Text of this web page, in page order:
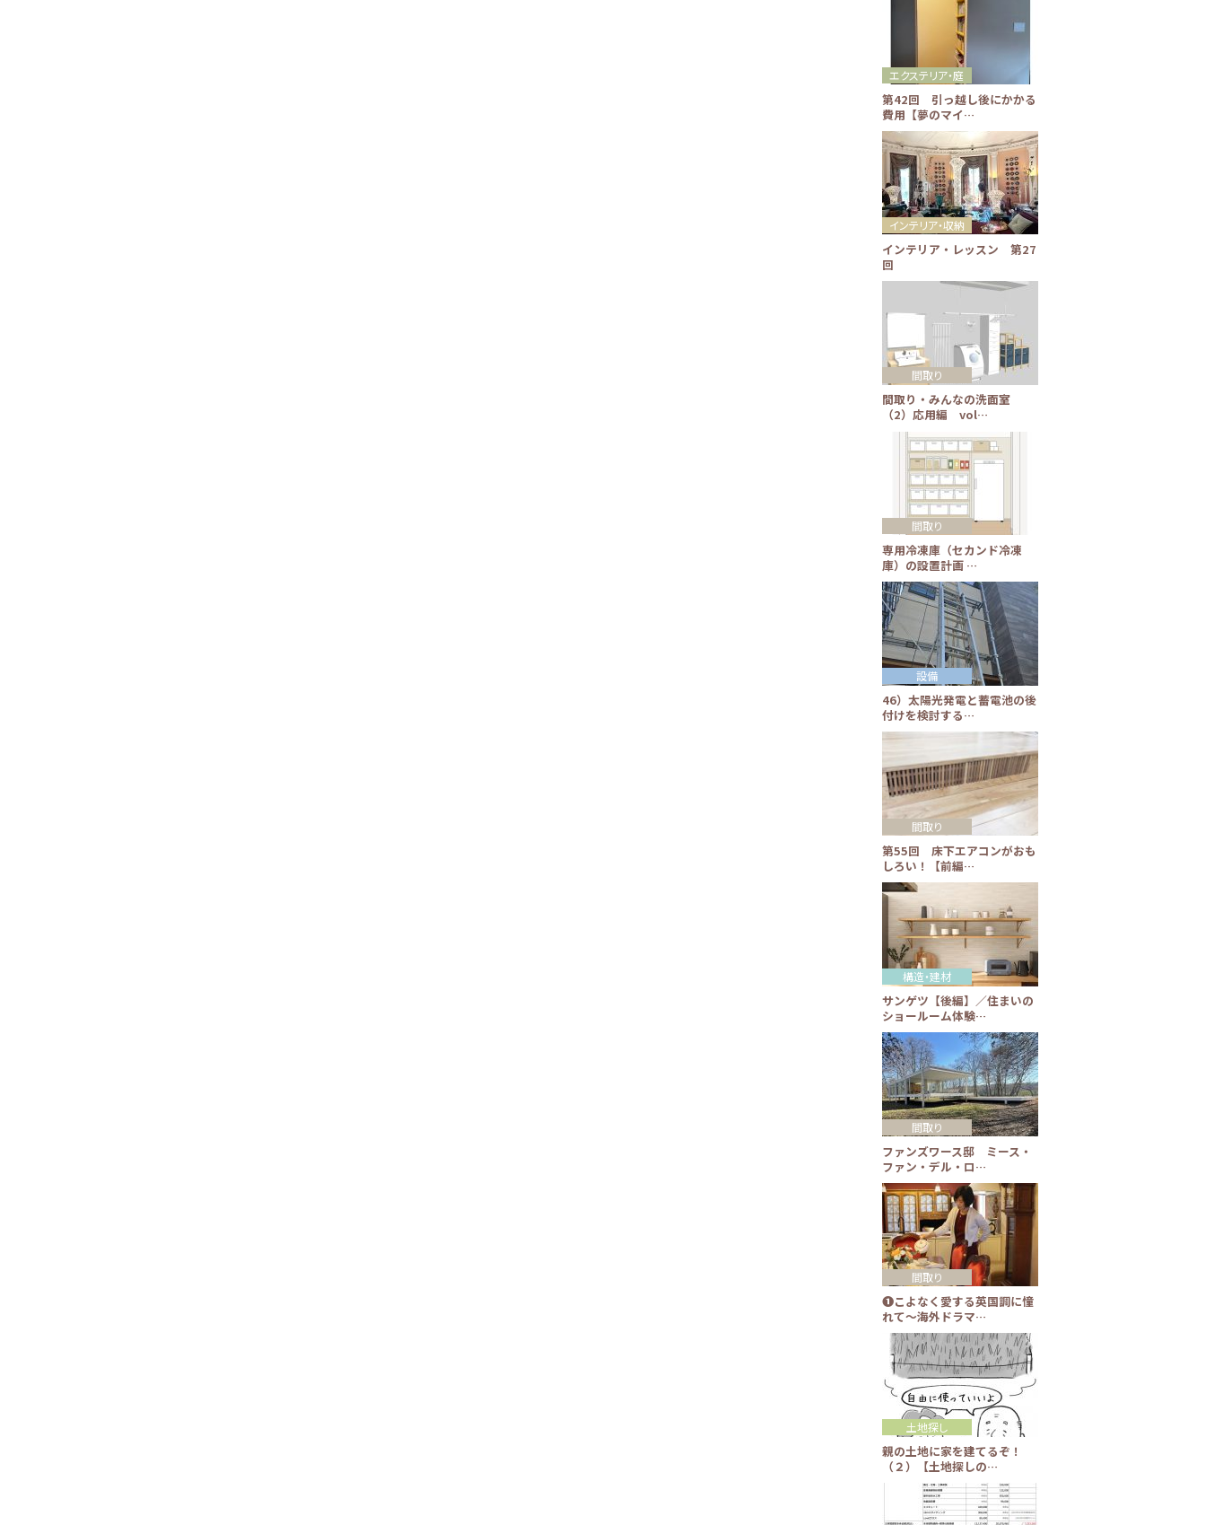
第42回 引っ越し後にかかる
費用【夢のマイ…
エクステリア・庭
インテリア・レッスン 第27
回
インテリア・収納
間取り・みんなの洗面室
（2）応用編 vol…
間取り
専用冷凍庫（セカンド冷凍
庫）の設置計画 …
間取り
46）太陽光発電と蓄電池の後
付けを検討する…
設備
第55回 床下エアコンがおも
しろい！【前編…
間取り
サンゲツ【後編】／住まいの
ショールーム体験…
構造・建材
ファンズワース邸 ミース・
ファン・デル・ロ…
間取り
❶こよなく愛する英国調に憧
れて～海外ドラマ…
間取り
親の土地に家を建てるぞ！
（２）【土地探しの…
土地探し